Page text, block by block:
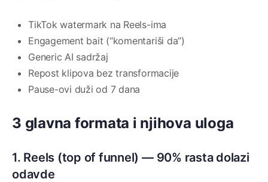
TikTok watermark na Reels-ima
Engagement bait (“komentariši da”)
Generic AI sadržaj
Repost klipova bez transformacije
Pause-ovi duži od 7 dana
3 glavna formata i njihova uloga
1. Reels (top of funnel) — 90% rasta dolazi
odavde